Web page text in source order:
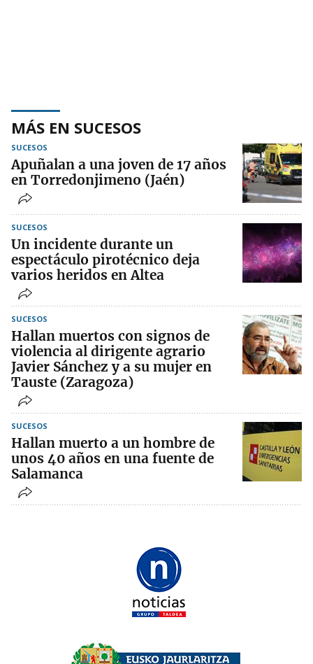
MÁS EN SUCESOS
SUCESOS
Apuñalan a una joven de 17 años
en Torredonjimeno (Jaén)
SUCESOS
Un incidente durante un
espectáculo pirotécnico deja
varios heridos en Altea
SUCESOS
Hallan muertos con signos de
violencia al dirigente agrario
Javier Sánchez y a su mujer en
Tauste (Zaragoza)
SUCESOS
Hallan muerto a un hombre de
unos 40 años en una fuente de
Salamanca